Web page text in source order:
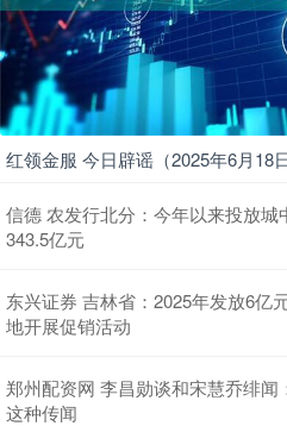
红领金服 今日辟谣（2025年6月18日
信德 农发行北分：今年以来投放城
343.5亿元
东兴证券 吉林省：2025年发放6亿
地开展促销活动
郑州配资网 李昌勋谈和宋慧乔绯闻
这种传闻